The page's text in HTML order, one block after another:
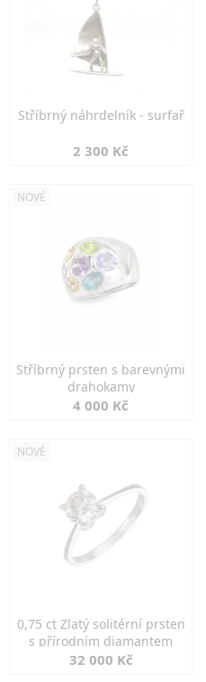
Stříbrný náhrdelník - surfař
2 300 Kč
NOVÉ
Stříbrný prsten s barevnými
drahokamy
4 000 Kč
NOVÉ
0,75 ct Zlatý solitérní prsten
s přírodním diamantem
32 000 Kč